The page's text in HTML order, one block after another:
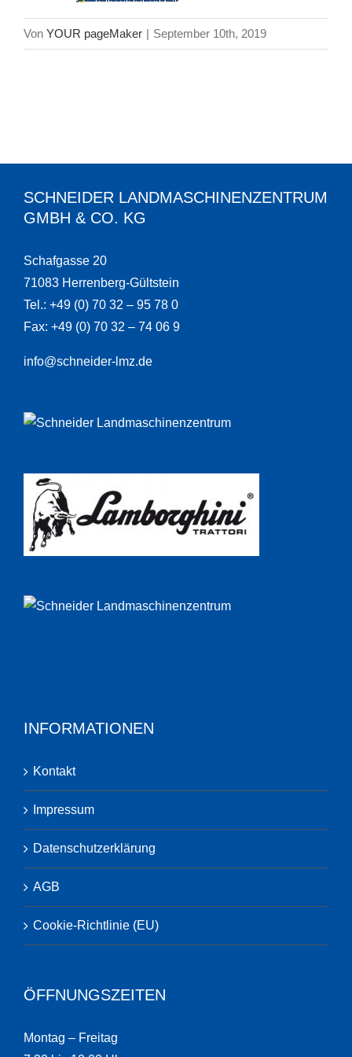
Von YOUR pageMaker | September 10th, 2019
SCHNEIDER LANDMASCHINENZENTRUM
GMBH & CO. KG
Schafgasse 20
71083 Herrenberg-Gültstein
Tel.: +49 (0) 70 32 – 95 78 0
Fax: +49 (0) 70 32 – 74 06 9
info@schneider-lmz.de
INFORMATIONEN
Kontakt
Impressum
Datenschutzerklärung
AGB
Cookie-Richtlinie (EU)
ÖFFNUNGSZEITEN
Montag – Freitag